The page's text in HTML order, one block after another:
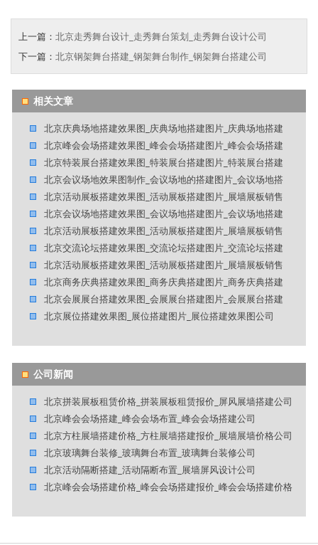
上一篇： 北京走秀舞台设计_走秀舞台策划_走秀舞台设计公司
下一篇： 北京钢架舞台搭建_钢架舞台制作_钢架舞台搭建公司
相关文章
北京庆典场地搭建效果图_庆典场地搭建图片_庆典场地搭建
北京峰会会场搭建效果图_峰会会场搭建图片_峰会会场搭建
北京特装展台搭建效果图_特装展台搭建图片_特装展台搭建
北京会议场地效果图制作_会议场地的搭建图片_会议场地搭
北京活动展板搭建效果图_活动展板搭建图片_展墙展板销售
北京会议场地搭建效果图_会议场地搭建图片_会议场地搭建
北京活动展板搭建效果图_活动展板搭建图片_展墙展板销售
北京交流论坛搭建效果图_交流论坛搭建图片_交流论坛搭建
北京活动展板搭建效果图_活动展板搭建图片_展墙展板销售
北京商务庆典搭建效果图_商务庆典搭建图片_商务庆典搭建
北京会展展台搭建效果图_会展展台搭建图片_会展展台搭建
北京展位搭建效果图_展位搭建图片_展位搭建效果图公司
公司新闻
北京拼装展板租赁价格_拼装展板租赁报价_屏风展墙搭建公司
北京峰会会场搭建_峰会会场布置_峰会会场搭建公司
北京方柱展墙搭建价格_方柱展墙搭建报价_展墙展墙价格公司
北京玻璃舞台装修_玻璃舞台布置_玻璃舞台装修公司
北京活动隔断搭建_活动隔断布置_展墙屏风设计公司
北京峰会会场搭建价格_峰会会场搭建报价_峰会会场搭建价格